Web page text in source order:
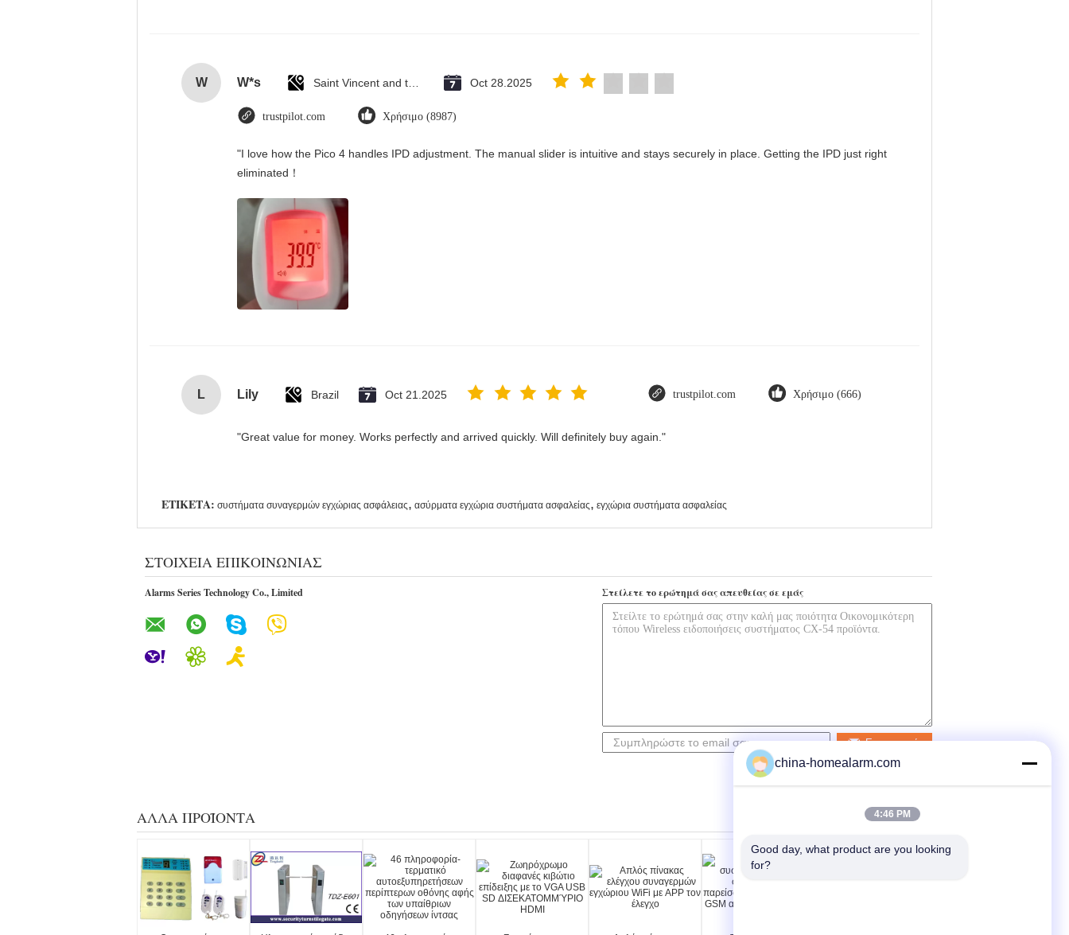
W W*s Oct 28.2025
trustpilot.com Χρήσιμο (8987)
"I love how the Pico 4 handles IPD adjustment. The manual slider is intuitive and stays securely in place. Getting the IPD just right
eliminated！
L Lily Brazil Oct 21.2025 trustpilot.com Χρήσιμο (666)
"Great value for money. Works perfectly and arrived quickly. Will definitely buy again."
ΕΤΙΚΈΤΑ: συστήματα συναγερμών εγχώριας ασφάλειας, ασύρματα εγχώρια συστήματα ασφαλείας, εγχώρια συστήματα ασφαλείας
ΣΤΟΙΧΕΊΑ ΕΠΙΚΟΙΝΩΝΊΑΣ
Alarms Series Technology Co., Limited Στείλετε το ερώτημά σας απευθείας σε εμάς
Επικοινωνία
ΆΛΛΑ ΠΡΟΪΌΝΤΑ
china-homealarm.com
4:46 PM
Good day, what product are you looking
for?